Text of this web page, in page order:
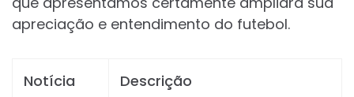
apreciação e entendimento do futebol.
Notícia Descrição